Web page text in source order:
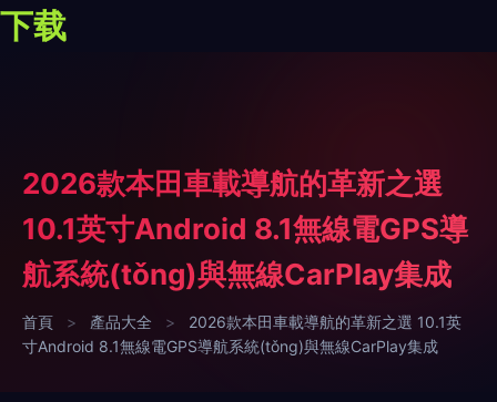
下载
2026款本田車載導航的革新之選
10.1英寸Android 8.1無線電GPS導
航系統(tǒng)與無線CarPlay集成
首頁 > 產品大全 >
2026款本田車載導航的革新之選 10.1英
寸Android 8.1無線電GPS導航系統(tǒng)與無線CarPlay集成